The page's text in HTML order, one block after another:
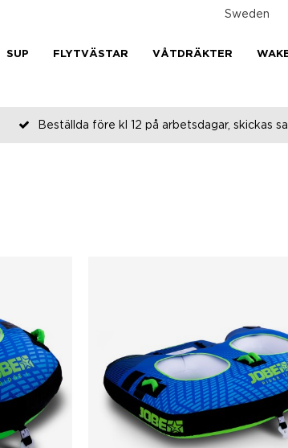
Sweden
SUP FLYTVÄSTAR VÅTDRÄKTER
Beställda före kl 12 på arbetsdagar, skickas